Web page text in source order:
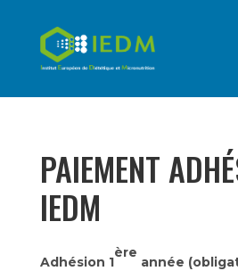
PAIEMENT
IEDM
Adhésion 1
ère
année